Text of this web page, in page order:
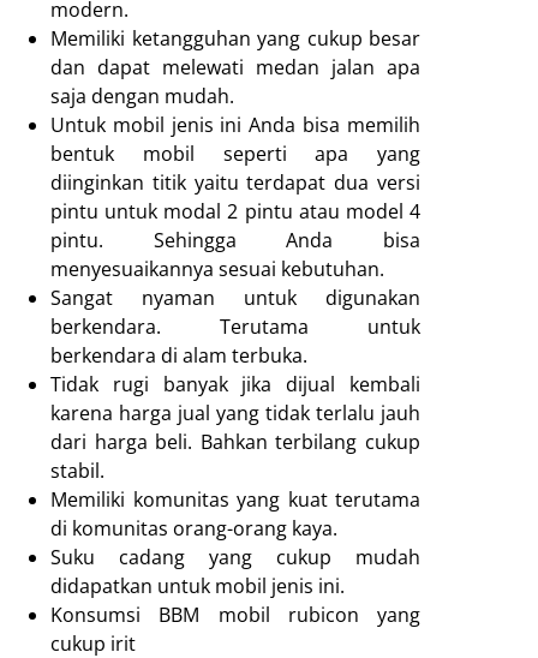
modern.
Memiliki ketangguhan yang cukup besar
dan dapat melewati medan jalan apa
saja dengan mudah.
Untuk mobil jenis ini Anda bisa memilih
bentuk mobil seperti apa yang
diinginkan titik yaitu terdapat dua versi
pintu untuk modal 2 pintu atau model 4
pintu. Sehingga Anda bisa
menyesuaikannya sesuai kebutuhan.
Sangat nyaman untuk digunakan
berkendara. Terutama untuk
berkendara di alam terbuka.
Tidak rugi banyak jika dijual kembali
karena harga jual yang tidak terlalu jauh
dari harga beli. Bahkan terbilang cukup
stabil.
Memiliki komunitas yang kuat terutama
di komunitas orang-orang kaya.
Suku cadang yang cukup mudah
didapatkan untuk mobil jenis ini.
Konsumsi BBM mobil rubicon yang
cukup irit